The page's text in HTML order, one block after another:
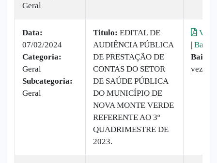
Geral
Data:
07/02/2024
Categoria:
Geral
Subcategoria:
Geral
Titulo: EDITAL DE
AUDIÊNCIA PÚBLICA
DE PRESTAÇÃO DE
CONTAS DO SETOR
DE SAÚDE PÚBLICA
DO MUNICÍPIO DE
NOVA MONTE VERDE
REFERENTE AO 3º
QUADRIMESTRE DE
2023.
| Baixar
vezes